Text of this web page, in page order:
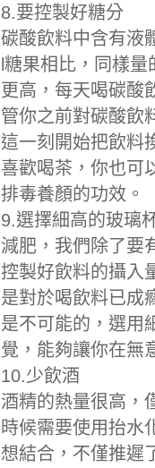
8.要控製好糖分
碳酸飲料中含有液
l糖果相比，同樣
更高，每天喝碳酸
管你之前對碳酸飲
這一刻開始把飲料
喜歡喝茶，你也可
排毒養顏的功效。
9.選擇細高的玻璃
減肥，我們除了要
控製好飲料的攝入
是對於喝飲料已成
是不可能的，選用
覺，能夠讓你在無
10.少飲酒
酒精的熱量很高，
時候需要使用抬水
想結合，不僅推遲